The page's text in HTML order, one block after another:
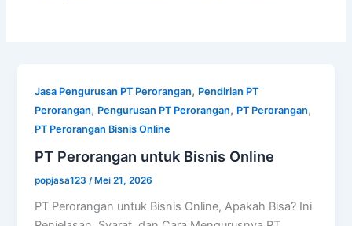
Jasa Pengurusan PT Perorangan, Pendirian PT
Perorangan, Pengurusan PT Perorangan, PT Perorangan,
PT Perorangan Bisnis Online
PT Perorangan untuk Bisnis Online
popjasa123 /Mei 21, 2026
PT Perorangan untuk Bisnis Online, Apakah Bisa? Ini